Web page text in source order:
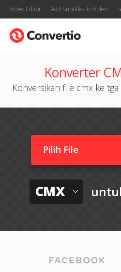
Video Editor Add Subtitles to Video
Konverter
Konversikan file cmx ke
Pilih File
CMX